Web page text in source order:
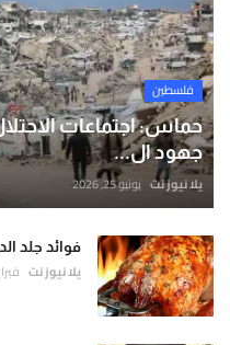
فلسطين
حماس: اجتماعات
جهود ال...
يلا نيوز نت يونيو 25, 2026
فوائد جلد
يلا نيوز نت فبراير